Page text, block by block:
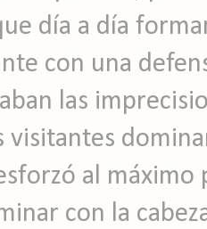
día a día
con una
las
visitantes
al
con la